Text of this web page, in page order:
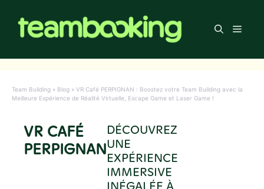
contenu
Menu
Team Building » Blog » VR Café PERPIGNAN : Boostez votre Team Building avec la
Meilleure Expérience de Réalité Virtuelle, Escape Game et Laser Game !
VR CAFÉ
PERPIGNAN
DÉCOUVREZ
UNE
EXPÉRIENCE
IMMERSIVE